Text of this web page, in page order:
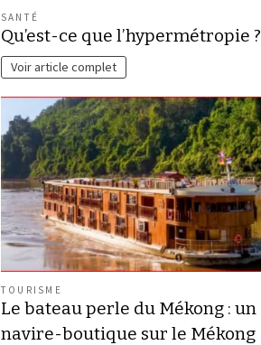
SANTÉ
Qu’est-ce que l’hypermétropie ?
Voir article complet
TOURISME
Le bateau perle du Mékong : un
navire-boutique sur le Mékong